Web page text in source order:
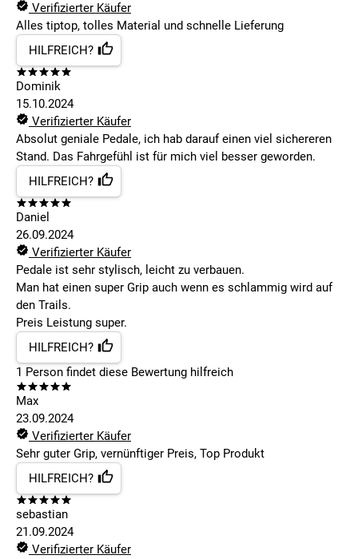
Verifizierter Käufer
Alles tiptop, tolles Material und schnelle Lieferung
HILFREICH?
Dominik
15.10.2024
Verifizierter Käufer
Absolut geniale Pedale, ich hab darauf einen viel sichereren
Stand. Das Fahrgefühl ist für mich viel besser geworden.
HILFREICH?
Daniel
26.09.2024
Verifizierter Käufer
Pedale ist sehr stylisch, leicht zu verbauen.
Man hat einen super Grip auch wenn es schlammig wird auf
den Trails.
Preis Leistung super.
HILFREICH?
1 Person findet diese Bewertung hilfreich
Max
23.09.2024
Verifizierter Käufer
Sehr guter Grip, vernünftiger Preis, Top Produkt
HILFREICH?
sebastian
21.09.2024
Verifizierter Käufer